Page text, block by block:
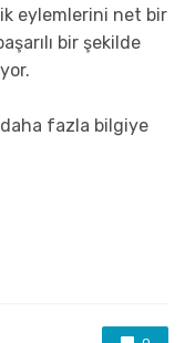
eylemlerini net bir
bir şekilde
daha fazla bilgiye